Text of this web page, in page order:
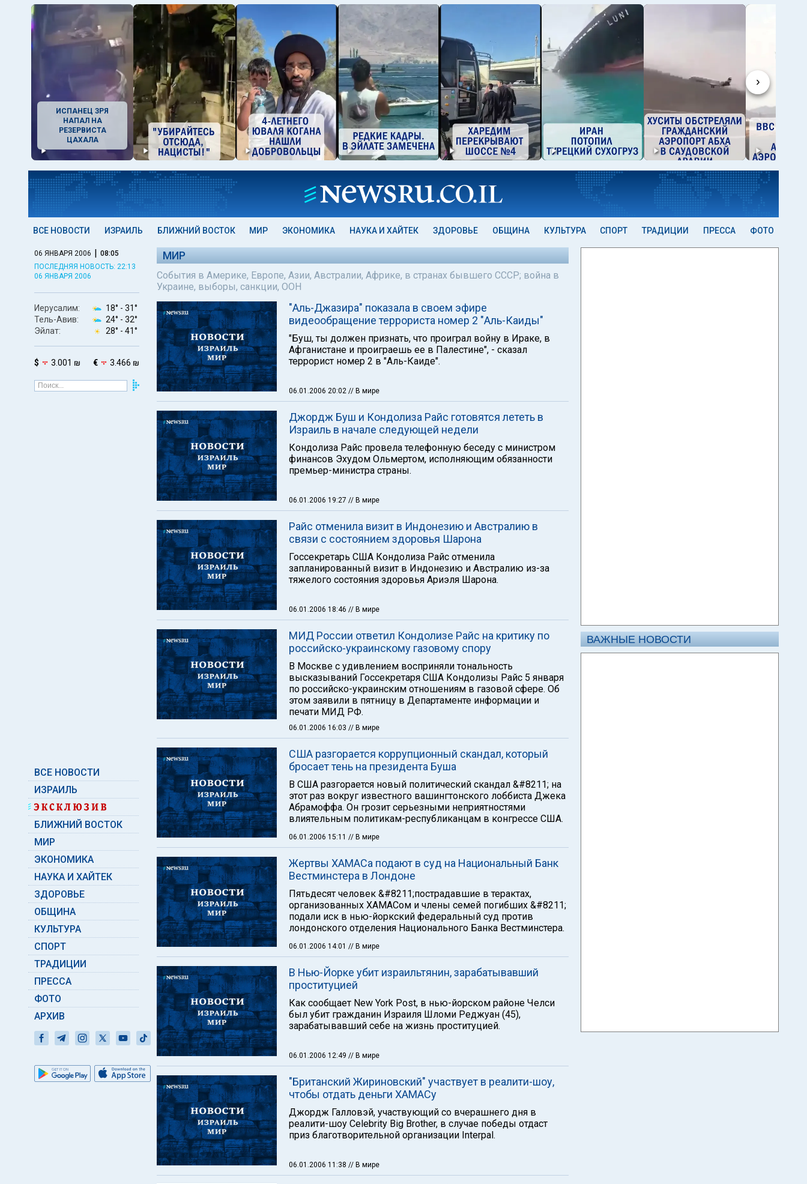
›
ИСПАНЕЦ ЗРЯ
НАПАЛ НА
РЕЗЕРВИСТА
ЦАХАЛА
ВСЕ НОВОСТИ ИЗРАИЛЬ БЛИЖНИЙ ВОСТОК МИР ЭКОНОМИКА НАУКА И ХАЙТЕК ЗДОРОВЬЕ ОБЩИНА КУЛЬТУРА СПОРТ ТРАДИЦИИ ПРЕССА ФОТО
06 ЯНВАРЯ 2006 | 08:05
ПОСЛЕДНЯЯ НОВОСТЬ: 22:13
06 ЯНВАРЯ 2006
Иерусалим: 18° - 31°
Тель-Авив:
24° - 32°
Эйлат:
28° - 41°
$ 3.001 ₪ € 3.466 ₪
ВСЕ НОВОСТИ
ИЗРАИЛЬ
БЛИЖНИЙ ВОСТОК
МИР
ЭКОНОМИКА
НАУКА И ХАЙТЕК
ЗДОРОВЬЕ
ОБЩИНА
КУЛЬТУРА
СПОРТ
ТРАДИЦИИ
ПРЕССА
ФОТО
АРХИВ
МИР
События в Америке, Европе, Азии, Австралии, Африке, в странах бывшего СССР; война в
Украине, выборы, санкции, ООН
"Аль-Джазира" показала в своем эфире
видеообращение террориста номер 2 "Аль-Каиды"
"Буш, ты должен признать, что проиграл войну в Ираке, в
Афганистане и проиграешь ее в Палестине", - сказал
террорист номер 2 в "Аль-Каиде".
06.01.2006 20:02 // В мире
Джордж Буш и Кондолиза Райс готовятся лететь в
Израиль в начале следующей недели
Кондолиза Райс провела телефонную беседу с министром
финансов Эхудом Ольмертом, исполняющим обязанности
премьер-министра страны.
06.01.2006 19:27 // В мире
Райс отменила визит в Индонезию и Австралию в
связи с состоянием здоровья Шарона
Госсекретарь США Кондолиза Райс отменила
запланированный визит в Индонезию и Австралию из-за
тяжелого состояния здоровья Ариэля Шарона.
06.01.2006 18:46 // В мире
МИД России ответил Кондолизе Райс на критику по
российско-украинскому газовому спору
В Москве с удивлением восприняли тональность
высказываний Госсекретаря США Кондолизы Райс 5 января
по российско-украинским отношениям в газовой сфере. Об
этом заявили в пятницу в Департаменте информации и
печати МИД РФ.
06.01.2006 16:03 // В мире
США разгорается коррупционный скандал, который
бросает тень на президента Буша
В США разгорается новый политический скандал &#8211; на
этот раз вокруг известного вашингтонского лоббиста Джека
Абрамоффа. Он грозит серьезными неприятностями
влиятельным политикам-республиканцам в конгрессе США.
06.01.2006 15:11 // В мире
Жертвы ХАМАСа подают в суд на Национальный Банк
Вестминстера в Лондоне
Пятьдесят человек &#8211;пострадавшие в терактах,
организованных ХАМАСом и члены семей погибших &#8211;
подали иск в нью-йоркский федеральный суд против
лондонского отделения Национального Банка Вестминстера.
06.01.2006 14:01 // В мире
В Нью-Йорке убит израильтянин, зарабатывавший
проституцией
Как сообщает New York Post, в нью-йорском районе Челси
был убит гражданин Израиля Шломи Реджуан (45),
зарабатывавший себе на жизнь проституцией.
06.01.2006 12:49 // В мире
"Британский Жириновский" участвует в реалити-шоу,
чтобы отдать деньги ХАМАСу
Джордж Галловэй, участвующий со вчерашнего дня в
реалити-шоу Celebrity Big Brother, в случае победы отдаст
приз благотворительной организации Interpal.
06.01.2006 11:38 // В мире
ВАЖНЫЕ НОВОСТИ